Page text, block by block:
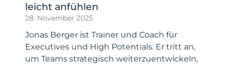
leicht anfühlen
28. November 2025
Jonas Berger ist Trainer und Coach für
Executives und High Potentials. Er tritt an,
um Teams strategisch weiterzuentwickeln,